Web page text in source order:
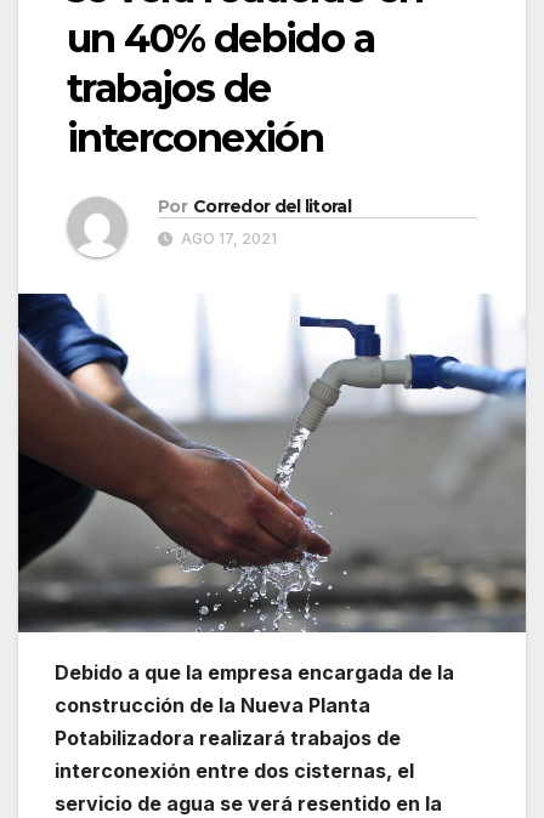
un 40% debido a
trabajos de
interconexión
Por Corredor del litoral
AGO 17, 2021
Debido a que la empresa encargada de la
construcción de la Nueva Planta
Potabilizadora realizará trabajos de
interconexión entre dos cisternas, el
servicio de agua se verá resentido en la